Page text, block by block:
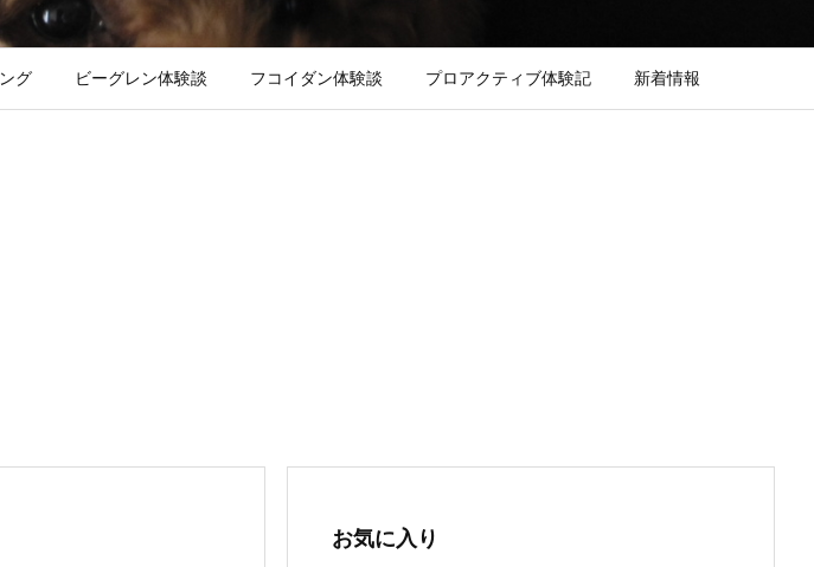
グ ビーグレン体験談 フコイダン体験談 プロアクティブ体験記 新着情報
お気に入り